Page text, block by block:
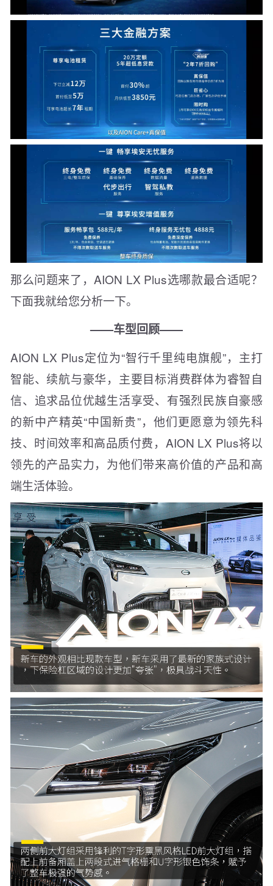
那么问题来了，AION LX Plus选哪款最合适呢？
下面我就给您分析一下。
——车型回顾——
AION LX Plus定位为“智行千里纯电旗舰”，主打
智能、续航与豪华，主要目标消费群体为睿智自
信、追求品位优越生活享受、有强烈民族自豪感
的新中产精英“中国新贵”，他们更愿意为领先科
技、时间效率和高品质付费，AION LX Plus将以
领先的产品实力，为他们带来高价值的产品和高
端生活体验。